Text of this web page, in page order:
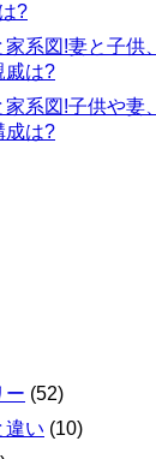
?
系図!妻と子供、
戚は?
系図!子供や妻、
成は?
ー (52)
違い (10)